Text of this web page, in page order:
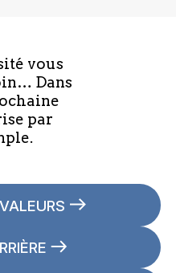
vous
Dans
par